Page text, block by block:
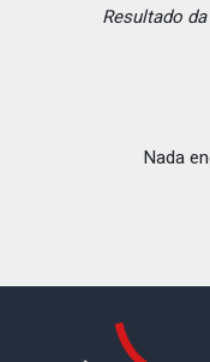
Resultado
Nada